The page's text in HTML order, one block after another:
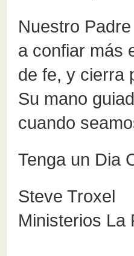
Nuestro
a confiar más
de fe, y cierra
Su mano
cuando
Tenga un Dia
Steve Troxel
Ministerios La